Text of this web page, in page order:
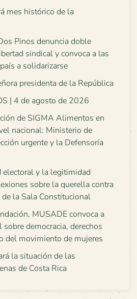
mes histórico de la
Pinos denuncia doble
sindical y convoca a las
a solidarizarse
presidenta de la República
| 4 de agosto de 2026
de SIGMA Alimentos en
nacional: Ministerio de
urgente y la Defensoría
electoral y la legitimidad
sobre la querella contra
la Sala Constitucional
MUSADE convoca a
democracia, derechos
del movimiento de mujeres
la situación de las
de Costa Rica